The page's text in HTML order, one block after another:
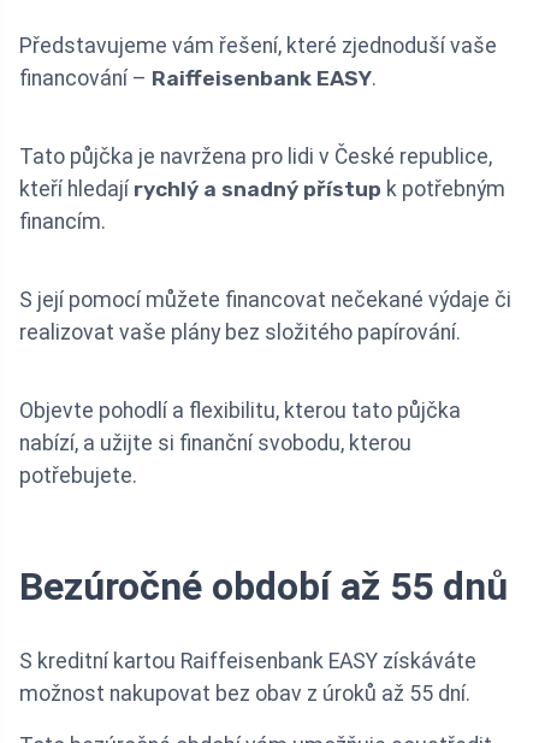
Představujeme vám řešení, které zjednoduší vaše
financování – Raiffeisenbank EASY.
Tato půjčka je navržena pro lidi v České republice,
kteří hledají rychlý a snadný přístup k potřebným
financím.
S její pomocí můžete financovat nečekané výdaje či
realizovat vaše plány bez složitého papírování.
Objevte pohodlí a flexibilitu, kterou tato půjčka
nabízí, a užijte si finanční svobodu, kterou
potřebujete.
Bezúročné období až 55 dnů
S kreditní kartou Raiffeisenbank EASY získáváte
možnost nakupovat bez obav z úroků až 55 dní.